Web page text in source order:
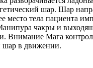
шар. Шар
место тела пациента
чакры и
Внимание Мага
шар в движении.